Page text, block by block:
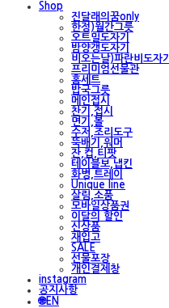
Shop
진달래의꿈only
한정)월간그릇
오트밀도자기
밤양갱도자기
비오는날)파란비도자기
프리미엄선물관
홈세트
밥국그릇
메인접시
찬기,접시
면기,볼
수저,조리도구
뚝배기,워머
잔,컵,티팟
테이블보,냅킨
화병,트레이
Unique line
살림,소품
모바일상품권
이달의 할인
신상품
재입고
SALE
선물포장
개인결제창
instagram
공지사항
🌐EN